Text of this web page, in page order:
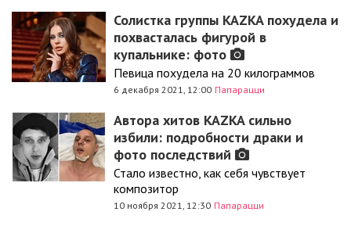
Солистка группы KAZKA похудела и
похвасталась фигурой в
купальнике: фото
Певица похудела на 20 килограммов
6 декабря 2021, 12:00 Папарацци
Автора хитов KAZKA сильно
избили: подробности драки и
фото последствий
Стало известно, как себя чувствует
композитор
10 ноября 2021, 12:30 Папарацци